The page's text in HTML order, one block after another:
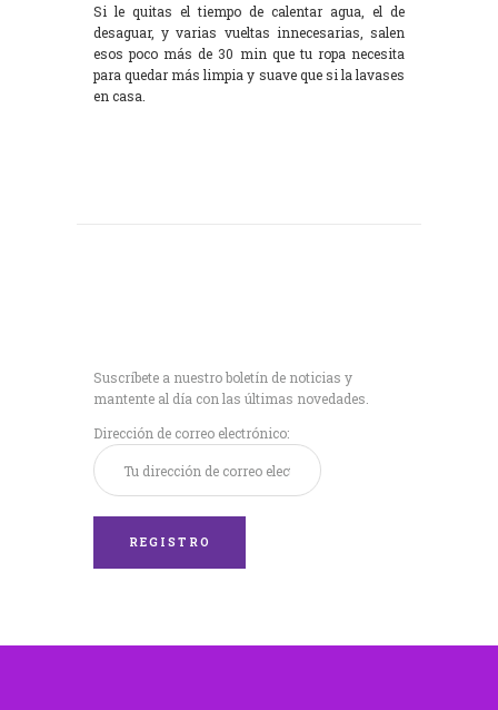
Si le quitas el tiempo de calentar agua, el de
desaguar, y varias vueltas innecesarias, salen
esos poco más de 30 min que tu ropa necesita
para quedar más limpia y suave que si la lavases
en casa.
Suscríbete a nuestro boletín de noticias y
mantente al día con las últimas novedades.
Dirección de correo electrónico: